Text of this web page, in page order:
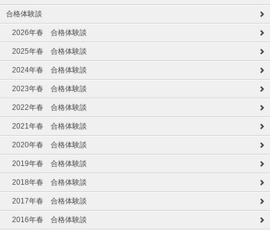
合格体験談
2026年春 合格体験談
2025年春 合格体験談
2024年春 合格体験談
2023年春 合格体験談
2022年春 合格体験談
2021年春 合格体験談
2020年春 合格体験談
2019年春 合格体験談
2018年春 合格体験談
2017年春 合格体験談
2016年春 合格体験談